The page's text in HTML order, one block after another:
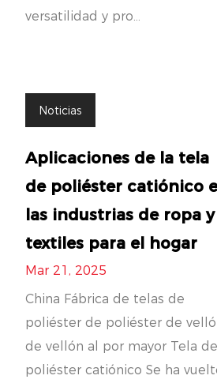
versatilidad y pro...
Noticias
Aplicaciones de la tela
de poliéster catiónico
las industrias de ropa y
textiles para el hogar
Mar 21, 2025
China Fábrica de telas de
poliéster de poliéster de
de vellón al por mayor Tela de
poliéster catiónico Se ha